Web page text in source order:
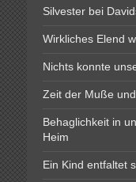
Silvester bei
Wirkliches Elend
Nichts konnte
Zeit der Muße
Behaglichkeit in
Heim
Ein Kind entfaltet